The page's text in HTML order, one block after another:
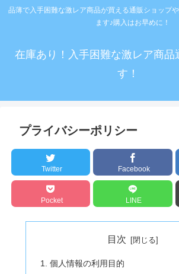
品薄で入手困難な激レア商品が買える通販ショップ
ます♪購入はお早めに！
在庫あり！入手困難な激レア商品
す！
プライバシーポリシー
Twitter Facebook
Pocket LINE
目次
個人情報の利用目的